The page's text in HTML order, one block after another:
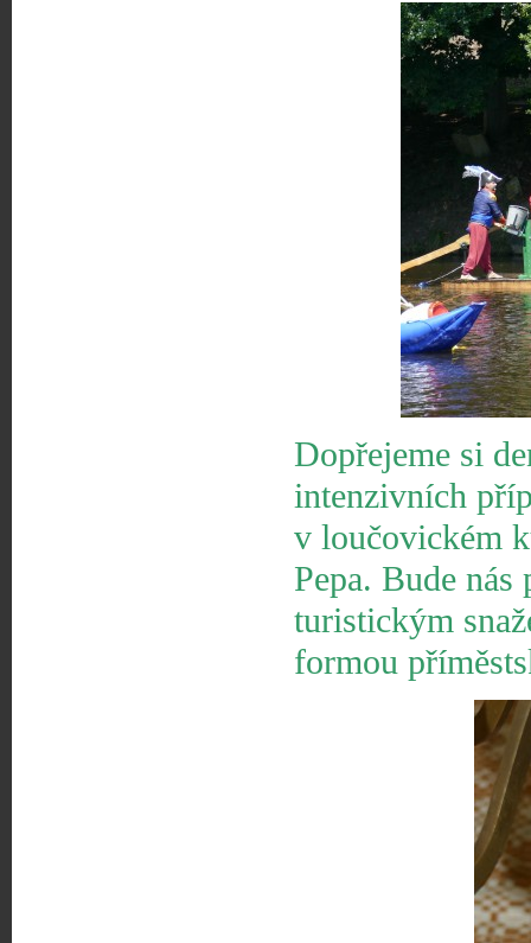
Dopřejeme si
intenzivních
v loučovickém
Pepa. Bude nás
turistickým
formou